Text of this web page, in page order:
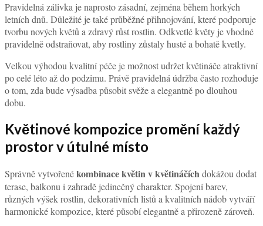
Pravidelná zálivka je naprosto zásadní, zejména během horkých
letních dnů. Důležité je také průběžné přihnojování, které podporuje
tvorbu nových květů a zdravý růst rostlin. Odkvetlé květy je vhodné
pravidelně odstraňovat, aby rostliny zůstaly husté a bohatě kvetly.
Velkou výhodou kvalitní péče je možnost udržet květináče atraktivní
po celé léto až do podzimu. Právě pravidelná údržba často rozhoduje
o tom, zda bude výsadba působit svěže a elegantně po dlouhou
dobu.
Květinové kompozice promění každý
prostor v útulné místo
Správně vytvořenékombinace květin v květináčíchdokážou dodat
terase, balkonu i zahradě jedinečný charakter. Spojení barev,
různých výšek rostlin, dekorativních listů a kvalitních nádob vytváří
harmonické kompozice, které působí elegantně a přirozeně zároveň.